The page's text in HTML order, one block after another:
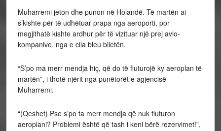
Muharremi jeton dhe punon në Holandë. Të martën ai
s’kishte për të udhëtuar prapa nga aeroporti, por
megjithatë kishte ardhur për të vizituar një prej avio-
kompanive, nga e cila bleu biletën.
“S’po ma merr mendja hiç, që do të fluturojë ky aeroplan të
martën”, i thotë njërit nga punëtorët e agjencisë
Muharremi.
“(Qeshet) Pse s’po ta merr mendja që nuk fluturon
aeroplani? Problemi është që tash i keni bërë rezervimet!”,